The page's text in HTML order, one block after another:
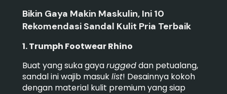
Bikin Gaya Makin Maskulin, Ini 10
Rekomendasi Sandal Kulit Pria Terbaik
1. Trumph Footwear Rhino
Buat yang suka gayaruggeddan petualang,
sandal ini wajib masuklist! Desainnya kokoh
dengan material kulit premium yang siap